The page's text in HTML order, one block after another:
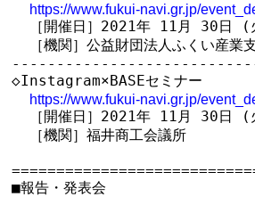
https://www.fukui-navi.gr.jp/
［開催日］2021年 11月 30日 (
［機関］公益財団法人ふくい産業
◇Instagram×BASEセミナー
https://www.fukui-navi.gr.jp/
［開催日］2021年 11月 30日 (
  ［機関］福井商工会議所
■報告・発表会